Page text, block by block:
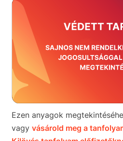
Ezen anyagok
vagy vásárold meg a